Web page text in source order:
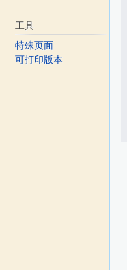
工具
特殊页面
可打印版本